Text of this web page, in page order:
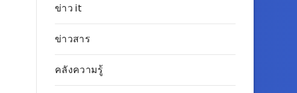
ข่าว it
ข่าวสาร
คลังความรู้